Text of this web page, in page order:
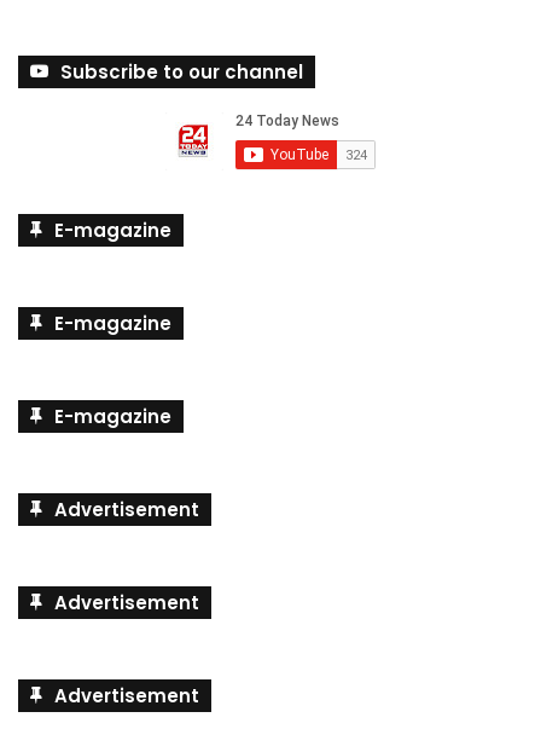
Subscribe to our channel
E-magazine
E-magazine
E-magazine
Advertisement
Advertisement
Advertisement